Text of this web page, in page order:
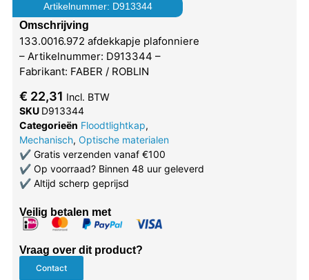
Artikelnummer: D913344
Omschrijving
133.0016.972 afdekkapje plafonniere
– Artikelnummer: D913344 –
Fabrikant: FABER / ROBLIN
€ 22,31 Incl. BTW
SKU D913344
Categorieën Floodtlightkap,
Mechanisch, Optische materialen
✔Gratis verzenden vanaf €100
✔Op voorraad? Binnen 48 uur geleverd
✔Altijd scherp geprijsd
Veilig betalen met
Vraag over dit product?
Contact